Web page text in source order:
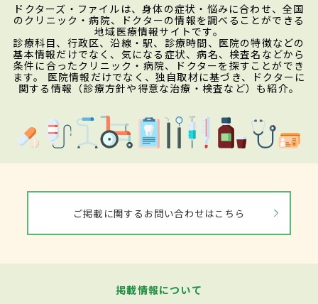
ドクターズ・ファイルは、身体の症状・悩みに合わせ、全国
のクリニック・病院、ドクターの情報を調べることができる
地域医療情報サイトです。
診療科目、行政区、沿線・駅、診療時間、医院の特徴などの
基本情報だけでなく、気になる症状、病名、検査名などから
条件に合ったクリニック・病院、ドクターを探すことができ
ます。 医院情報だけでなく、独自取材に基づき、ドクターに
関する情報（診療方針や得意な治療・検査など）も紹介。
ご掲載に関するお問い合わせはこちら
掲載情報について